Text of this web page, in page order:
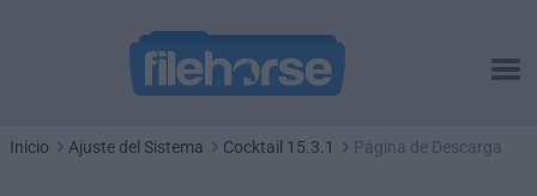
Inicio Ajuste del Sistema Cocktail 15.3.1 Página de Descarga